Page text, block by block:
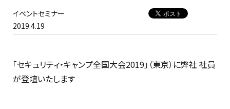
イベントセミナー
2019.4.19
「セキュリティ・キャンプ全国大会2019」（東京）に弊社 社員
が登壇いたします